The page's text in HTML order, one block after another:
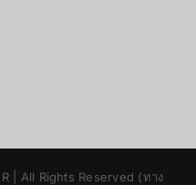
| All Rights Reserved (ทาง